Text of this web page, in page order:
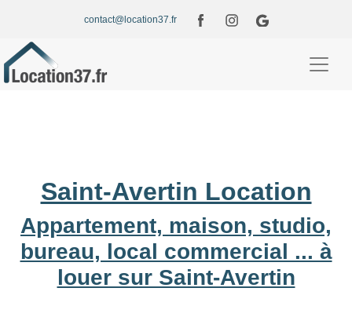
contact@location37.fr
Saint-Avertin Location
Appartement, maison, studio,
bureau, local commercial ... à
louer sur Saint-Avertin